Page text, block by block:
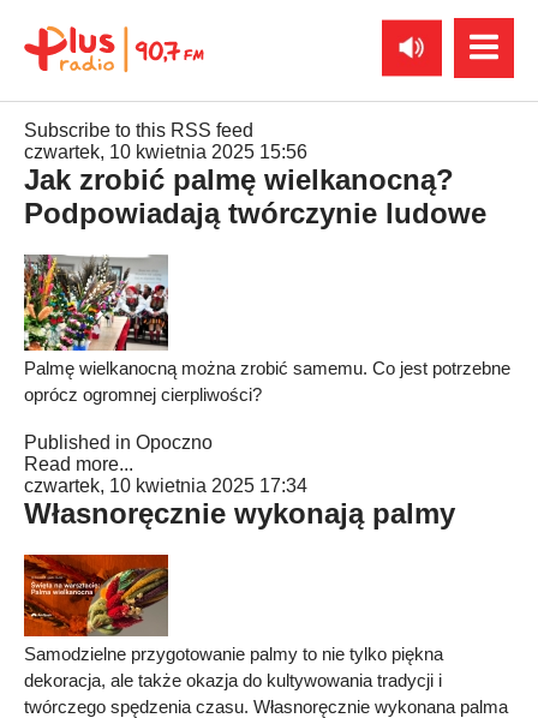
Subscribe to this RSS feed
czwartek, 10 kwietnia 2025 15:56
Jak zrobić palmę wielkanocną?
Podpowiadają twórczynie ludowe
Palmę wielkanocną można zrobić samemu. Co jest potrzebne
oprócz ogromnej cierpliwości?
Published in Opoczno
Read more...
czwartek, 10 kwietnia 2025 17:34
Własnoręcznie wykonają palmy
Samodzielne przygotowanie palmy to nie tylko piękna
dekoracja, ale także okazja do kultywowania tradycji i
twórczego spędzenia czasu. Własnoręcznie wykonana palma